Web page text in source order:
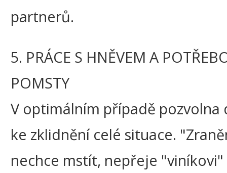
partnerů.
5. PRÁCE S HNĚVEM A
POMSTY
V optimálním případě pozvolna
ke zklidnění celé situace.
nechce mstít, nepřeje "viníkovi"